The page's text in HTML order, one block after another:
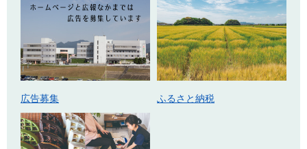
広告募集 ふるさと納税